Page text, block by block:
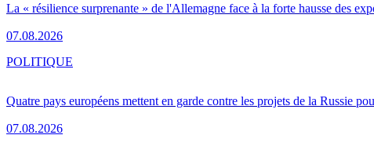
La « résilience surprenante » de l'Allemagne face à la forte hausse des
07.08.2026
Quatre pays européens mettent en garde contre les projets de la Russie
07.08.2026
POLITIQUE